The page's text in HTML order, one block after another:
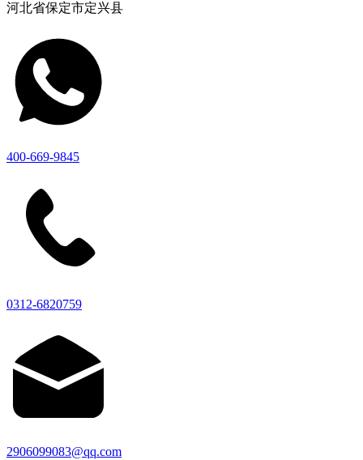
河北省保定市定兴县
400-669-9845
0312-6820759
2906099083@qq.com